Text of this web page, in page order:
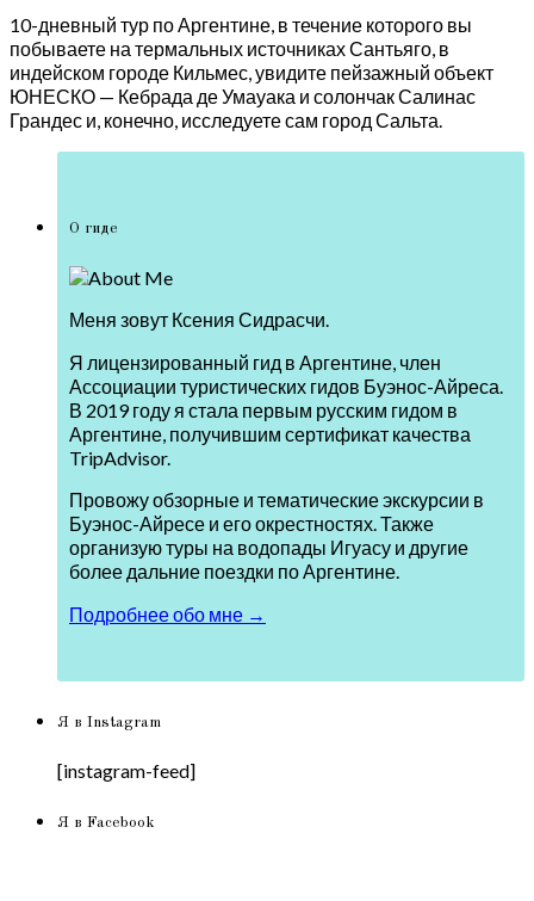
10-дневный тур по Аргентине, в течение которого вы
побываете на термальных источниках Сантьяго, в
индейском городе Кильмес, увидите пейзажный объект
ЮНЕСКО — Кебрада де Умауака и солончак Салинас
Грандес и, конечно, исследуете сам город Сальта.
О гиде
Меня зовут Ксения Сидрасчи.
Я лицензированный гид в Аргентине, член
Ассоциации туристических гидов Буэнос-Айреса.
В 2019 году я стала первым русским гидом в
Аргентине, получившим сертификат качества
TripAdvisor.
Провожу обзорные и тематические экскурсии в
Буэнос-Айресе и его окрестностях. Также
организую туры на водопады Игуасу и другие
более дальние поездки по Аргентине.
Подробнее обо мне →
Я в Instagram
[instagram-feed]
Я в Facebook